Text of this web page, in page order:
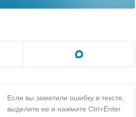
Если вы заметили ошибку в тексте,
выделите ее и нажмите Ctrl+Enter